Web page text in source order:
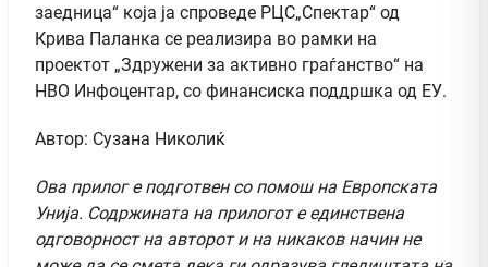
заедница“ која ја спроведе РЦС„Спектар“ од
Крива Паланка се реализира во рамки на
проектот „Здружени за активно граѓанство“ на
НВО Инфоцентар, со финансиска поддршка од ЕУ.
Автор: Сузана Николиќ
Ова прилог е подготвен со помош на Европската
Унија. Содржината на прилогот е единствена
одговорност на авторот и на никаков начин не